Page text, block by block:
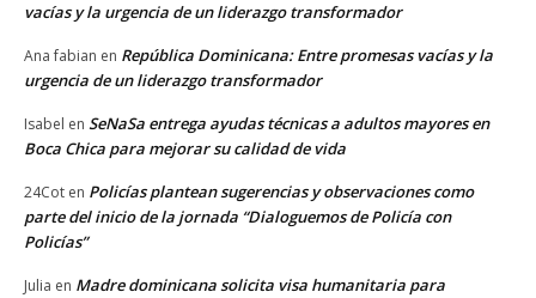
vacías y la urgencia de un liderazgo transformador
Ana fabian en República Dominicana: Entre promesas vacías y la
urgencia de un liderazgo transformador
Isabel en SeNaSa entrega ayudas técnicas a adultos mayores en
Boca Chica para mejorar su calidad de vida
24Cot en Policías plantean sugerencias y observaciones como
parte del inicio de la jornada “Dialoguemos de Policía con
Policías”
Julia en Madre dominicana solicita visa humanitaria para